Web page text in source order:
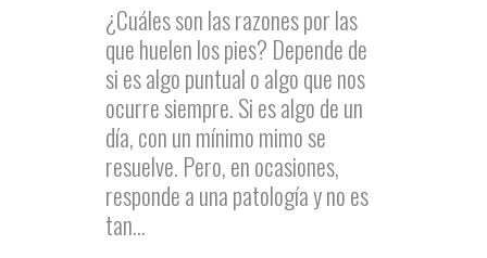
¿Cuáles son las razones por las
que huelen los pies? Depende de
si es algo puntual o algo que nos
ocurre siempre. Si es algo de un
día, con un mínimo mimo se
resuelve. Pero, en ocasiones,
responde a una patología y no es
tan...